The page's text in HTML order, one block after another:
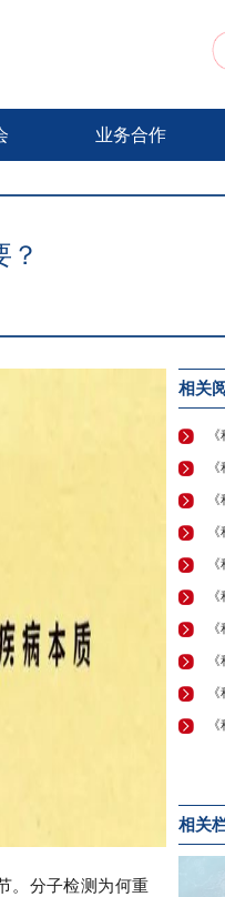
业务合作
？
。分子检测为何重
相关
相关